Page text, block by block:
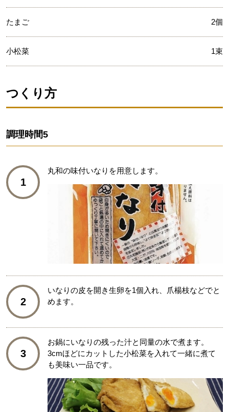
たまご 2個
小松菜 1束
つくり方
調理時間5
1
丸和の味付いなりを用意します。
2
いなりの皮を開き生卵を1個入れ、爪楊枝などでと
めます。
3
お鍋にいなりの残った汁と同量の水で煮ます。
3cmほどにカットした小松菜を入れて一緒に煮て
も美味い一品です。